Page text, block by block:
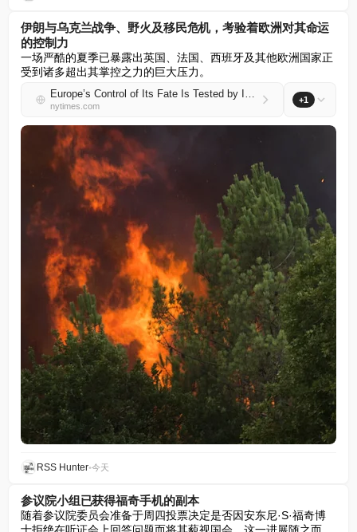
伊朗与乌克兰战争、野火及移民危机，考验着欧洲对其命运
的控制力
一场严酷的夏季已暴露出英国、法国、西班牙及其他欧洲国家正
受到诸多超出其掌控之力的巨大压力。
Europe’s Control of Its Fate Is Tested by Iran and Ukraine Wars, Wildfires and Migration
nytimes.com
+1
RSS Hunter•今天
参议院小组已获得福奇手机的副本
随着参议院委员会准备于周四投票决定是否因安东尼·S·福奇博